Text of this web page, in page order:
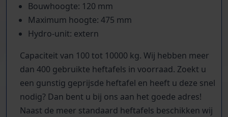
Bouwhoogte: 120 mm
Maximum hoogte: 475 mm
Hydro-unit: extern
Capaciteit van 100 tot 10000 kg. Wij hebben meer
dan 400 gebruikte heftafels in voorraad. Zoekt u
een gunstig geprijsde heftafel en heeft u deze snel
nodig? Dan bent u bij ons aan het goede adres!
Naast de meer standaard heftafels beschikken wij